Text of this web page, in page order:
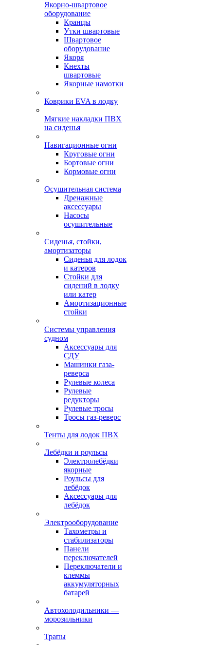
Якорно-швартовое
оборудование
Кранцы
Утки швартовые
Швартовое
оборудование
Якоря
Кнехты
швартовые
Якорные намотки
Коврики EVA в лодку
Мягкие накладки ПВХ
на сиденья
Навигационные огни
Круговые огни
Бортовые огни
Кормовые огни
Осушительная система
Дренажные
аксессуары
Насосы
осушительные
Сиденья, стойки,
амортизаторы
Сиденья для лодок
и катеров
Стойки для
сидений в лодку
или катер
Амортизационные
стойки
Системы управления
судном
Аксессуары для
СДУ
Машинки газа-
реверса
Рулевые колеса
Рулевые
редукторы
Рулевые тросы
Тросы газ-реверс
Тенты для лодок ПВХ
Лебёдки и роульсы
Электролебёдки
якорные
Роульсы для
лебёдок
Аксессуары для
лебёдок
Электрооборудование
Тахометры и
стабилизаторы
Панели
переключателей
Переключатели и
клеммы
аккумуляторных
батарей
Автохолодильники —
морозильники
Трапы